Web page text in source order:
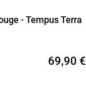
- Tempus Terra
69,90 €